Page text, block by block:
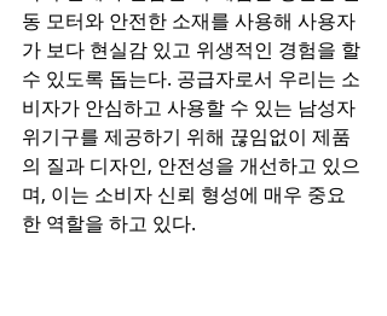
동 모터와 안전한 소재를 사용해 사용자
가 보다 현실감 있고 위생적인 경험을 할
수 있도록 돕는다. 공급자로서 우리는 소
비자가 안심하고 사용할 수 있는 남성자
위기구를 제공하기 위해 끊임없이 제품
의 질과 디자인, 안전성을 개선하고 있으
며, 이는 소비자 신뢰 형성에 매우 중요
한 역할을 하고 있다.